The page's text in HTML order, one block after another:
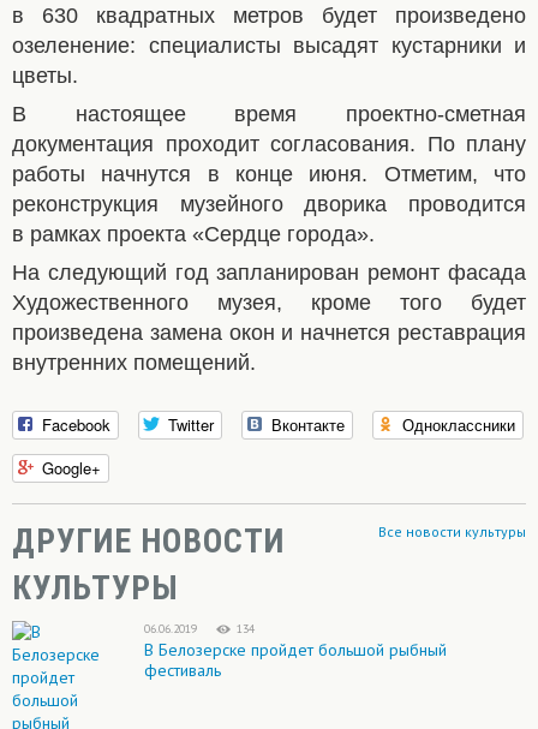
в 630 квадратных метров будет произведено
озеленение: специалисты высадят кустарники и
цветы.
В настоящее время проектно-сметная
документация проходит согласования. По плану
работы начнутся в конце июня. Отметим, что
реконструкция музейного дворика проводится
в рамках проекта «Сердце города».
На следующий год запланирован ремонт фасада
Художественного музея, кроме того будет
произведена замена окон и начнется реставрация
внутренних помещений.
Facebook Twitter Вконтакте
Одноклассники
Google+
Все новости культуры
ДРУГИЕ НОВОСТИ
КУЛЬТУРЫ
06.06.2019 134
В Белозерске пройдет большой рыбный
фестиваль